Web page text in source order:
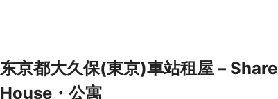
东京都大久保(東京)車站租屋 – Share
House・公寓